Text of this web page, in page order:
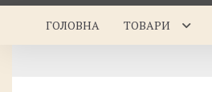
ГОЛОВНА ТОВАРИ